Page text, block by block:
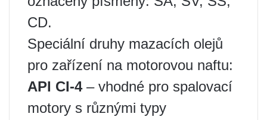
CD.
Speciální druhy mazacích olejů
pro zařízení na motorovou naftu:
API CI-4– vhodné pro spalovací
motory s různými typy